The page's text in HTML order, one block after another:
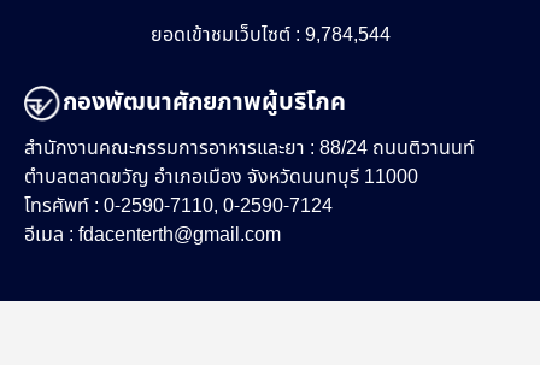
ยอดเข้าชมเว็บไซต์ : 9,784,544
กองพัฒนาศักยภาพผู้บริโภค
สำนักงานคณะกรรมการอาหารและยา : 88/24 ถนนติวานนท์
ตำบลตลาดขวัญ อำเภอเมือง จังหวัดนนทบุรี 11000
โทรศัพท์ : 0-2590-7110, 0-2590-7124
อีเมล : fdacenterth@gmail.com